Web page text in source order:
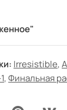
Irresistible,
,Финальная